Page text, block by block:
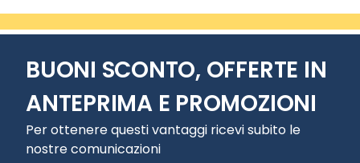
BUONI SCONTO, OFFERTE IN
ANTEPRIMA E PROMOZIONI
Per ottenere questi vantaggi ricevi subito le
nostre comunicazioni